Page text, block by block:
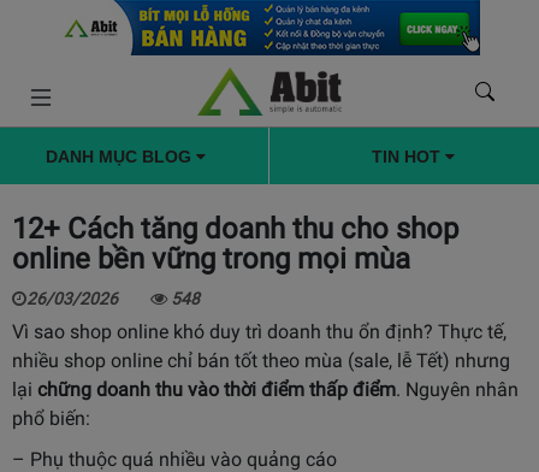
DANH MỤC BLOG TIN HOT
12+ Cách tăng doanh thu cho shop
online bền vững trong mọi mùa
26/03/2026 548
Vì sao shop online khó duy trì doanh thu ổn định? Thực tế,
nhiều shop online chỉ bán tốt theo mùa (sale, lễ Tết) nhưng
lại chững doanh thu vào thời điểm thấp điểm. Nguyên nhân
phổ biến:
– Phụ thuộc quá nhiều vào quảng cáo